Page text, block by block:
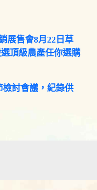
展售會8月22日草
頂級農產任你選購
檢討會議，紀錄供